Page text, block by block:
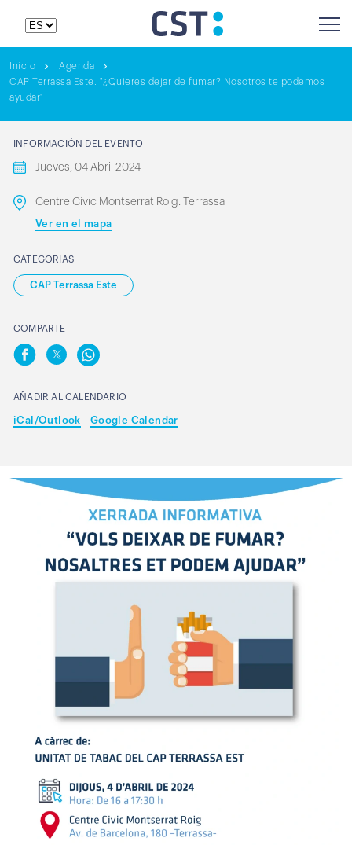
Inicio
Agenda
CAP Terrassa Este. "¿Quieres dejar de fumar? Nosotros te podemos
ayudar"
INFORMACIÓN DEL EVENTO
Jueves, 04 Abril 2024
Centre Cívic Montserrat Roig. Terrassa
Ver en el mapa
CATEGORIAS
CAP Terrassa Este
COMPARTE
AÑADIR AL CALENDARIO
iCal/Outlook Google Calendar